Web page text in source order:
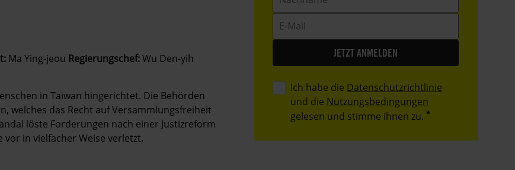
Ma Ying-jeou Regierungschef:Wu Den-yih
in Taiwan hingerichtet. Die Behörden
welches das Recht auf Versammlungsfreiheit
löste Forderungen nach einer Justizreform
in vielfacher Weise verletzt.
E-
Mail
Ich habe die Datenschutzrichtlinie
und die Nutzungsbedingungen
gelesen und stimme ihnen zu.